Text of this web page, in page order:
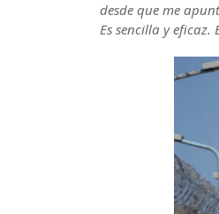
desde que me
Es sencilla y eficaz.